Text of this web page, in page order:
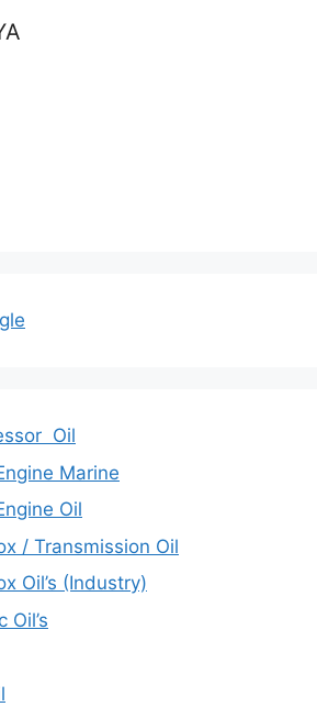
Oil
Marine
Oil
/ Transmission Oil
Oil’s (Industry)
Oil’s